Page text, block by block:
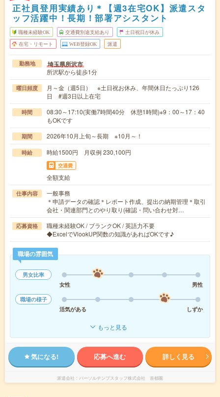
正社員登用実績あり＊【週3在宅OK】派遣スタ
ッフ活躍中！長期！部署アシスタント
職種未経験OK 交通費別途支給あり 土日祝日が休み
在宅・リモート WEB登録OK 派遣
勤務地 埼玉県所沢市
所沢駅から徒歩1分
曜日頻度
月～金（週5日） ※土日祝お休み、年間休日たっぷり126
日 #週3日以上在宅
時間
08:30～17:10(実働7時間40分 休憩1時間)※9：00～17：40
もOKです
期間 2026年10月上旬～長期 ※10月～！
時給 時給1500円 月収例 230,100円
交通費
全額支給
仕事内容
一般事務
＊申請データの確認＊レポート作成、提出の納期管理＊取引
会社・関連部門とのやり取り(確認・問い合わせ対…
応募資格
職種未経験OK / ブランクOK / 英語力不要
◆ExcelでVlookUP関数の知識があればOKです♪
職場の雰囲気
男女比率
女性
男性
職場の様子
活気がある
しずか
もっと見る
気になる! 応募へ進む 詳しく見る
派遣会社 パーソルテンプスタッフ株式会社 首都圏